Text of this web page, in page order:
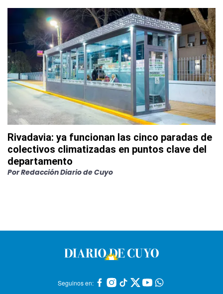
Rivadavia: ya funcionan las cinco paradas de
colectivos climatizadas en puntos clave del
departamento
PorRedacción Diario de Cuyo
Seguinos en: